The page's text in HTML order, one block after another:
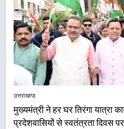
उत्तराखण्ड
मुख्यमंत्री ने हर घर तिरंगा यात्रा
प्रदेशवासियों से स्वतंत्रता दिवस
5
तकनीकी
उत्तराखण्ड